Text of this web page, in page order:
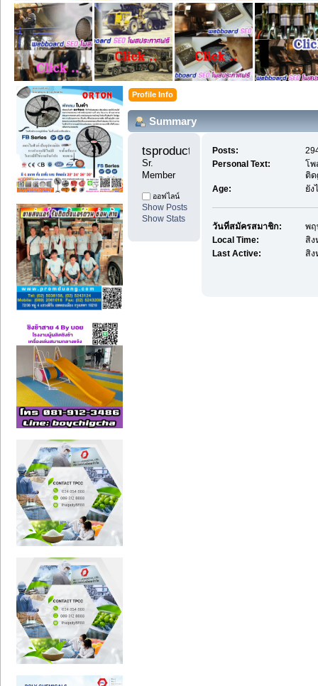
Profile Info
Summary
Sr.
Member
ออฟไลน์
Show Posts
Show Stats
Posts:
Personal Text:
โพ
ติด
Age:
ยัง
วันที่สมัครสมาชิก:
พฤ
Local Time:
สิง
Last Active:
สิง